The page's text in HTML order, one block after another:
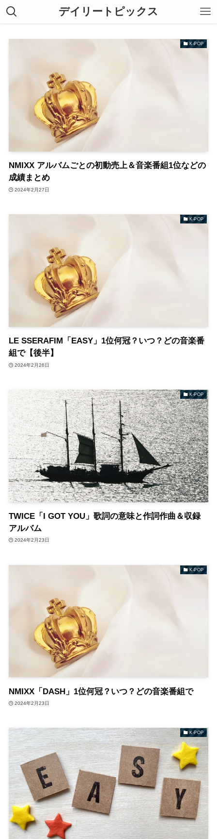
デイリートピックス
K-POP
NMIXX アルバムごとの初動売上＆音楽番組1位などの
成績まとめ
2024年2月27日
K-POP
LE SSERAFIM「EASY」1位何冠？いつ？どの音楽番
組で【後半】
2024年2月26日
K-POP
TWICE「I GOT YOU」歌詞の意味と作詞作曲＆収録
アルバム
2024年2月23日
K-POP
NMIXX「DASH」1位何冠？いつ？どの音楽番組で
2024年2月23日
K-POP